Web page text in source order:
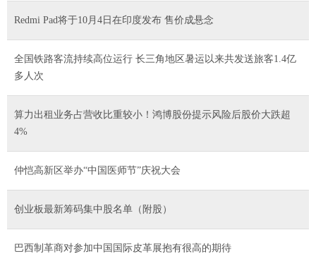
Redmi Pad将于10月4日在印度发布 售价成悬念
全国铁路客流持续高位运行 长三角地区暑运以来共发送旅客1.4亿
多人次
算力出租业务占营收比重较小！鸿博股份提示风险后股价大跌超
4%
仲恺高新区举办“中国医师节”庆祝大会
创业板最新筹码集中股名单（附股）
巴西制革商对参加中国国际皮革展抱有很高的期待